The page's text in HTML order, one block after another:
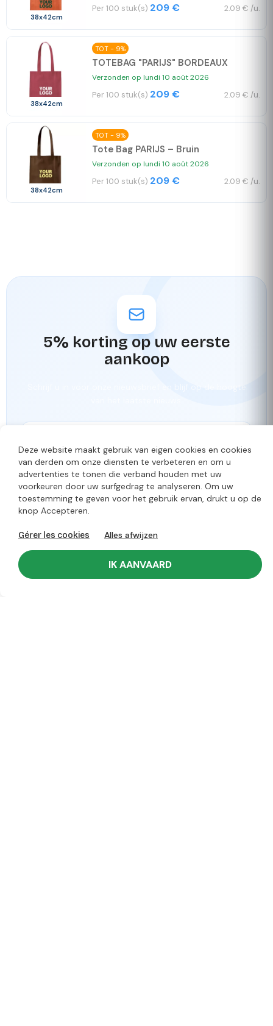
38x42cm
Per 100 stuk(s) 209 € 2.09 € /u.
38x42cm
TOT - 9%
TOTEBAG "PARIJS" BORDEAUX
Verzonden op lundi 10 août 2026
Per 100 stuk(s) 209 € 2.09 € /u.
38x42cm
TOT - 9%
Tote Bag PARIJS – Bruin
Verzonden op lundi 10 août 2026
Per 100 stuk(s) 209 € 2.09 € /u.
5% korting op uw eerste
aankoop
Inschrijven
Ik accepteer de Algemene voorwaarden en het
vertrouwelijkheidsbeleid
Deze website maakt gebruik van eigen cookies en cookies
van derden om onze diensten te verbeteren en om u
advertenties te tonen die verband houden met uw
voorkeuren door uw surfgedrag te analyseren. Om uw
toestemming te geven voor het gebruik ervan, drukt u op de
knop Accepteren.
Gérer les cookies Alles afwijzen
IK AANVAARD
Snelle
levering
Ons
loyaliteitsprogramma
Waardering 4./5 door onze